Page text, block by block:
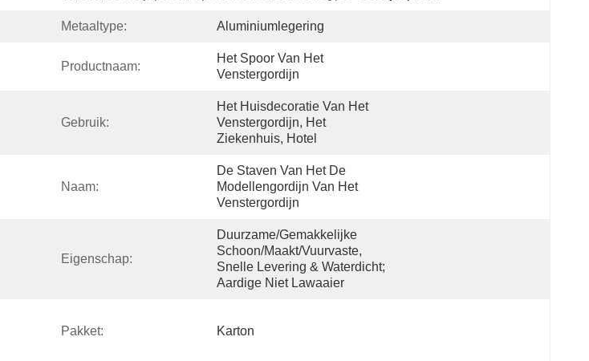
Metaaltype: Aluminiumlegering
Productnaam:
Het Spoor Van Het
Venstergordijn
Gebruik:
Het Huisdecoratie Van Het
Venstergordijn, Het
Ziekenhuis, Hotel
Naam:
De Staven Van Het De
Modellengordijn Van Het
Venstergordijn
Eigenschap:
Duurzame/Gemakkelijke
Schoon/maakt/Vuurvaste,
Snelle Levering & Waterdicht;
Aardige Niet Lawaaier
Pakket: Karton